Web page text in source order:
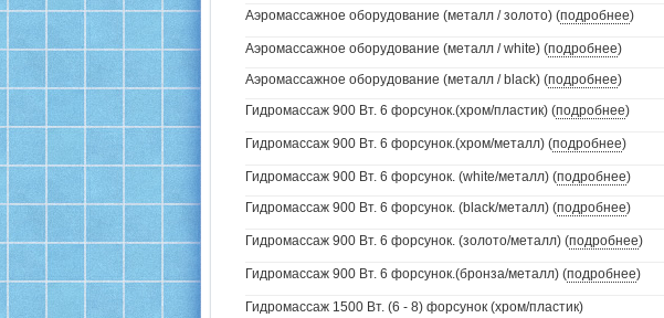
Аэромассажное оборудование (металл / золото) (подробнее)
Аэромассажное оборудование (металл / white) (подробнее)
Аэромассажное оборудование (металл / black) (подробнее)
Гидромассаж 900 Вт. 6 форсунок.(хром/пластик) (подробнее)
Гидромассаж 900 Вт. 6 форсунок.(хром/металл) (подробнее)
Гидромассаж 900 Вт. 6 форсунок. (white/металл) (подробнее)
Гидромассаж 900 Вт. 6 форсунок. (black/металл) (подробнее)
Гидромассаж 900 Вт. 6 форсунок. (золото/металл) (подробнее)
Гидромассаж 900 Вт. 6 форсунок.(бронза/металл) (подробнее)
Гидромассаж 1500 Вт. (6 - 8) форсунок (хром/пластик)